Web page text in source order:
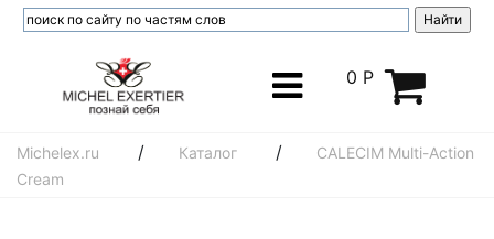
0 Р
Michelex.ru / Каталог /
CALECIM Multi-Action
Cream